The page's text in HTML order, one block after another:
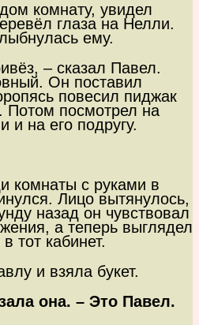
комнату, увидел
глаза на Нелли.
ему.
– сказал Павел.
Он поставил
повесил пиджак
Потом посмотрел на
на его подругу.
комнаты с руками в
Лицо вытянулось,
назад он чувствовал
а теперь выглядел
тот кабинет.
и взяла букет.
она. – Это Павел.